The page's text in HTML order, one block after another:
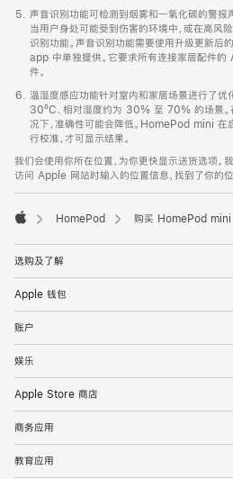
声音识别功能可检测到烟雾和一氧化碳的警报
当用户身处可能受到伤害的环境中，或在高风
识别功能。声音识别功能需要使用升级更新后
app 中单独提供。它要求所有连接家居配件
件。
温湿度感应功能针对室内和家居场景进行了优
30ºC、相对湿度约为 30% 至 70% 的场景。
况下，准确性可能会降低。HomePod mini 在
行校准，才可显示结果。
我们会使用你所在位置，为你更快显示送货选项。
访问 Apple 网站时输入的位置信息，找到了你的位
HomePod 购买 HomePod mini
选购及了解
Apple 钱包
账户
娱乐
Apple Store 商店
商务应用
教育应用